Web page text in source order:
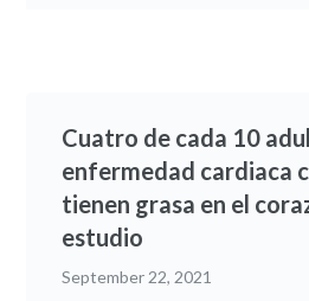
Cuatro de cada 10
enfermedad cardiaca
tienen grasa en el
estudio
September 22, 2021